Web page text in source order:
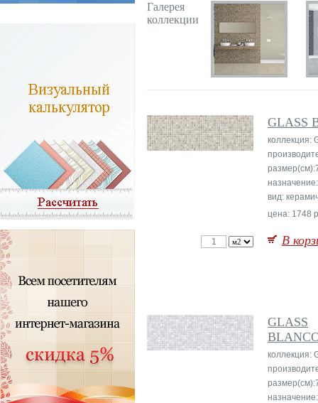
Галерея
коллекции
GLASS
коллекция:
вид:
цена: 1748
В
GLASS
коллекция: